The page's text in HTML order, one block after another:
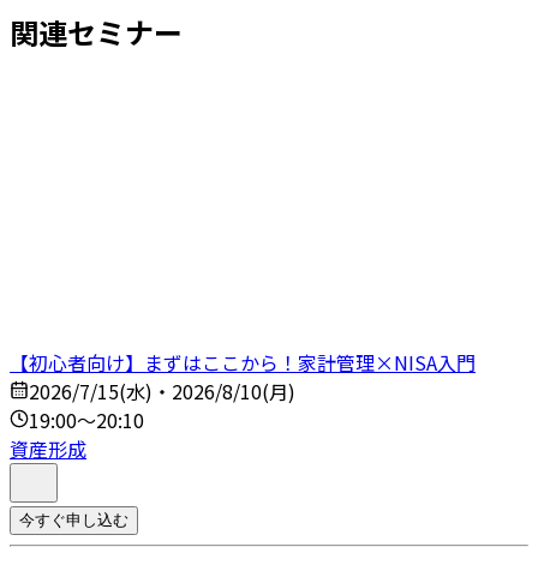
関連セミナー
【初心者向け】まずはここから！家計管理×NISA入門
2026/7/15(水)・2026/8/10(月)
19:00～20:10
資産形成
今すぐ申し込む